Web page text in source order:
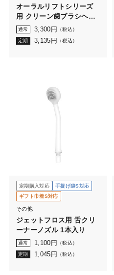
オーラルリフトシリーズ
用 クリーン歯ブラシヘッ
ド 2本入
通常 3,300 円 （税込）
定期 3,135 円 （税込）
定期購入対応
手提げ袋S対応
ギフト巾着S対応
その他
ジェットフロス用 舌クリ
ーナーノズル 1本入り
通常 1,100 円 （税込）
定期 1,045 円 （税込）